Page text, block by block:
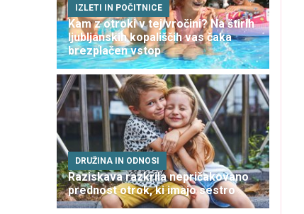
IZLETI IN POČITNICE
Kam z otroki v tej vročini? Na štirih
ljubljanskih kopališčih vas čaka
brezplačen vstop
DRUŽINA IN ODNOSI
Raziskava razkrila nepričakovano
prednost otrok, ki imajo sestro